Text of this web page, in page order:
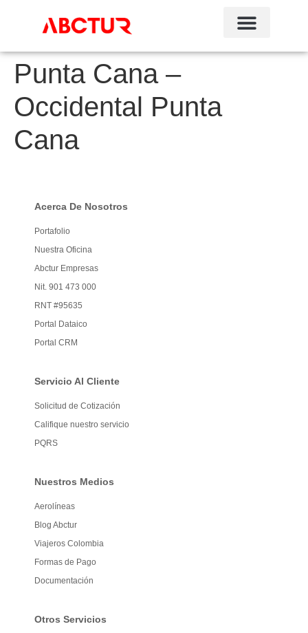
Punta Cana –
Occidental Punta
Cana
Acerca De Nosotros
Portafolio
Nuestra Oficina
Abctur Empresas
Nit. 901 473 000
RNT #95635
Portal Dataico
Portal CRM
Servicio Al Cliente
Solicitud de Cotización
Califique nuestro servicio
PQRS
Nuestros Medios
Aerolíneas
Blog Abctur
Viajeros Colombia
Formas de Pago
Documentación
Otros Servicios